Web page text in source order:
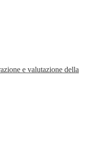
e valutazione della